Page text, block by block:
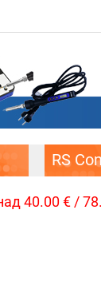
RS
40.00 € /